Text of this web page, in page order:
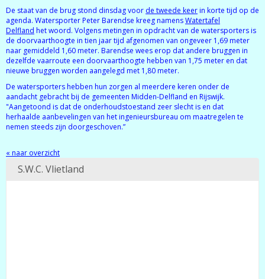
De staat van de brug stond dinsdag voor de tweede keerin korte tijd op de
agenda. Watersporter Peter Barendse kreeg namensWatertafel
Delfland het woord. Volgens metingen in opdracht van de watersporters is
de doorvaarthoogte in tien jaar tijd afgenomen van ongeveer 1,69 meter
naar gemiddeld 1,60 meter. Barendse wees erop dat andere bruggen in
dezelfde vaarroute een doorvaarthoogte hebben van 1,75 meter en dat
nieuwe bruggen worden aangelegd met 1,80 meter.
De watersporters hebben hun zorgen al meerdere keren onder de
aandacht gebracht bij de gemeenten Midden-Delfland en Rijswijk.
"Aangetoond is dat de onderhoudstoestand zeer slecht is en dat
herhaalde aanbevelingen van het ingenieursbureau om maatregelen te
nemen steeds zijn doorgeschoven.”
« naar overzicht
S.W.C. Vlietland